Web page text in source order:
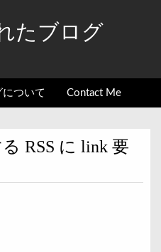
たブログ
について Contact Me
RSS に link 要